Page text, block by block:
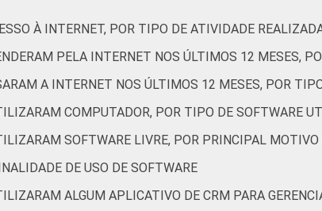
59 17
À INTERNET, POR TIPO DE ATIVIDADE
PELA INTERNET NOS ÚLTIMOS 12 MESES,
A INTERNET NOS ÚLTIMOS 12 MESES, POR
COMPUTADOR, POR TIPO DE SOFTWARE
SOFTWARE LIVRE, POR PRINCIPAL
DE USO DE SOFTWARE
ALGUM APLICATIVO DE CRM PARA